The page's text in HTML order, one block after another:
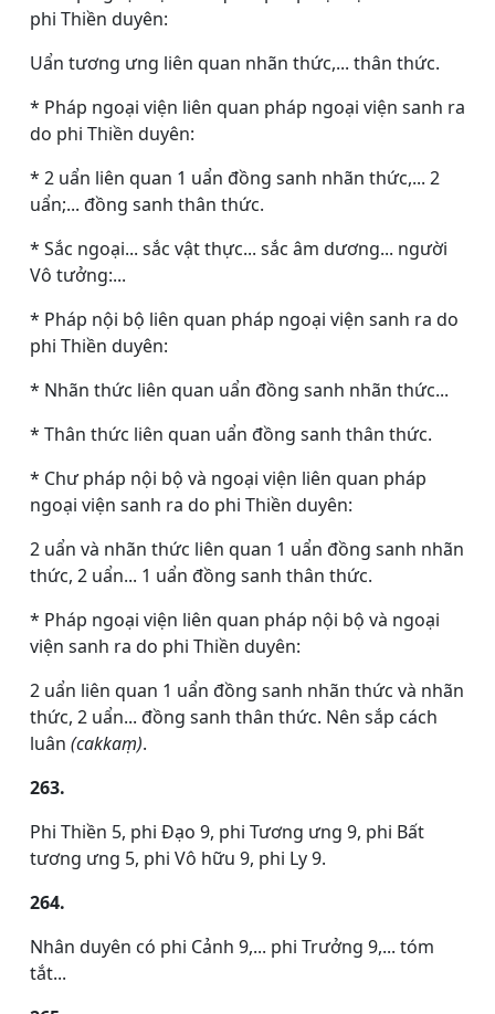
phi Thiền duyên:
Uẩn tương ưng liên quan nhãn thức,... thân thức.
* Pháp ngoại viện liên quan pháp ngoại viện sanh ra
do phi Thiền duyên:
* 2 uẩn liên quan 1 uẩn đồng sanh nhãn thức,... 2
uẩn;... đồng sanh thân thức.
* Sắc ngoại... sắc vật thực... sắc âm dương... người
Vô tưởng:...
* Pháp nội bộ liên quan pháp ngoại viện sanh ra do
phi Thiền duyên:
* Nhãn thức liên quan uẩn đồng sanh nhãn thức...
* Thân thức liên quan uẩn đồng sanh thân thức.
* Chư pháp nội bộ và ngoại viện liên quan pháp
ngoại viện sanh ra do phi Thiền duyên:
2 uẩn và nhãn thức liên quan 1 uẩn đồng sanh nhãn
thức, 2 uẩn... 1 uẩn đồng sanh thân thức.
* Pháp ngoại viện liên quan pháp nội bộ và ngoại
viện sanh ra do phi Thiền duyên:
2 uẩn liên quan 1 uẩn đồng sanh nhãn thức và nhãn
thức, 2 uẩn... đồng sanh thân thức. Nên sắp cách
luân (cakkaṃ).
263.
Phi Thiền 5, phi Đạo 9, phi Tương ưng 9, phi Bất
tương ưng 5, phi Vô hữu 9, phi Ly 9.
264.
Nhân duyên có phi Cảnh 9,... phi Trưởng 9,... tóm
tắt...